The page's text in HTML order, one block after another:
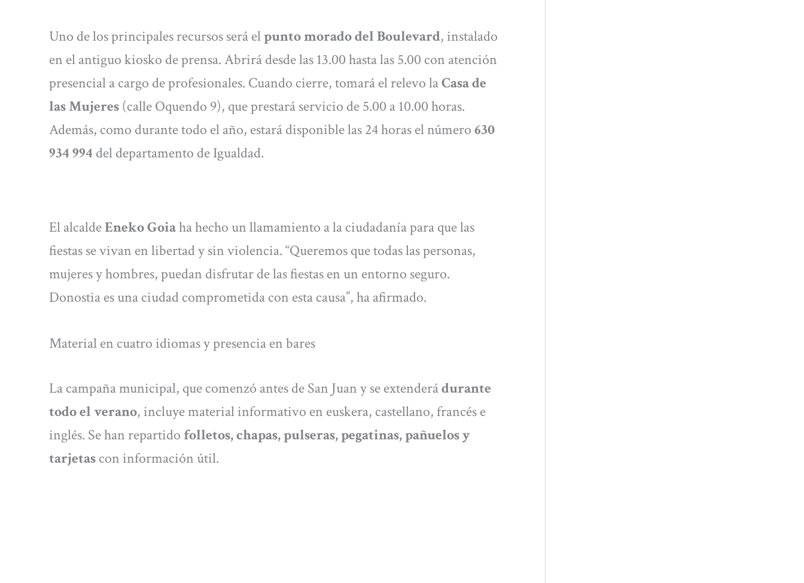
Uno de los principales recursos será elpunto morado del Boulevard, instalado
en el antiguo kiosko de prensa. Abrirá desde las 13.00 hasta las 5.00 con atención
presencial a cargo de profesionales. Cuando cierre, tomará el relevo laCasa de
las Mujeres(calle Oquendo 9), que prestará servicio de 5.00 a 10.00 horas.
Además, como durante todo el año, estará disponible las 24 horas el número630
934 994 del departamento de Igualdad.
El alcaldeEneko Goiaha hecho un llamamiento a la ciudadanía para que las
fiestas se vivan en libertad y sin violencia. “Queremos que todas las personas,
mujeres y hombres, puedan disfrutar de las fiestas en un entorno seguro.
Donostia es una ciudad comprometida con esta causa”, ha afirmado.
Material en cuatro idiomas y presencia en bares
La campaña municipal, que comenzó antes de San Juan y se extenderádurante
todo el verano, incluye material informativo en euskera, castellano, francés e
inglés. Se han repartido folletos, chapas, pulseras, pegatinas, pañuelos y
tarjetascon información útil.